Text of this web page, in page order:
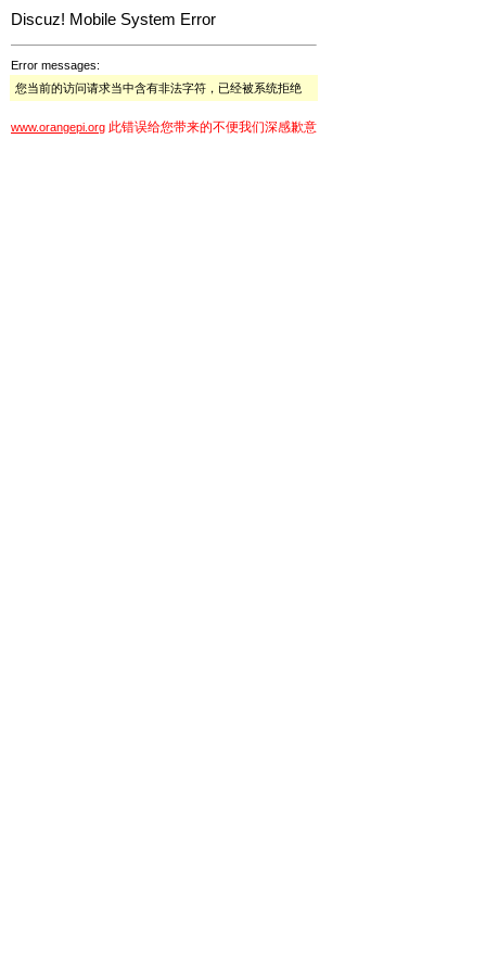
Discuz! Mobile System Error
Error messages:
您当前的访问请求当中含有非法字符，已经被系统拒绝
www.orangepi.org 此错误给您带来的不便我们深感歉意